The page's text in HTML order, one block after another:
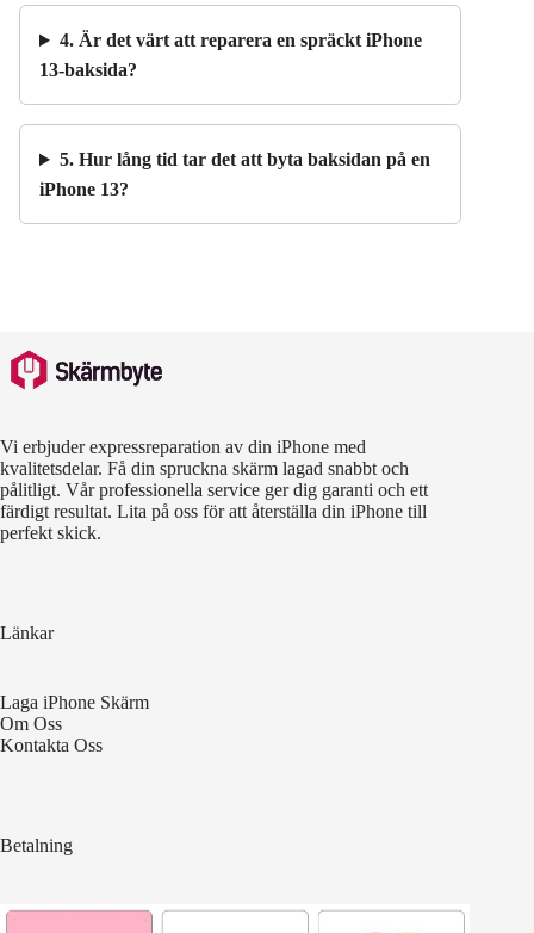
4. Är det värt att reparera en spräckt iPhone
13-baksida?
5. Hur lång tid tar det att byta baksidan på en
iPhone 13?
Vi erbjuder expressreparation av din iPhone med
kvalitetsdelar. Få din spruckna skärm lagad snabbt och
pålitligt. Vår professionella service ger dig garanti och ett
färdigt resultat. Lita på oss för att återställa din iPhone till
perfekt skick.
Länkar
Laga iPhone Skärm
Om Oss
Kontakta Oss
Betalning